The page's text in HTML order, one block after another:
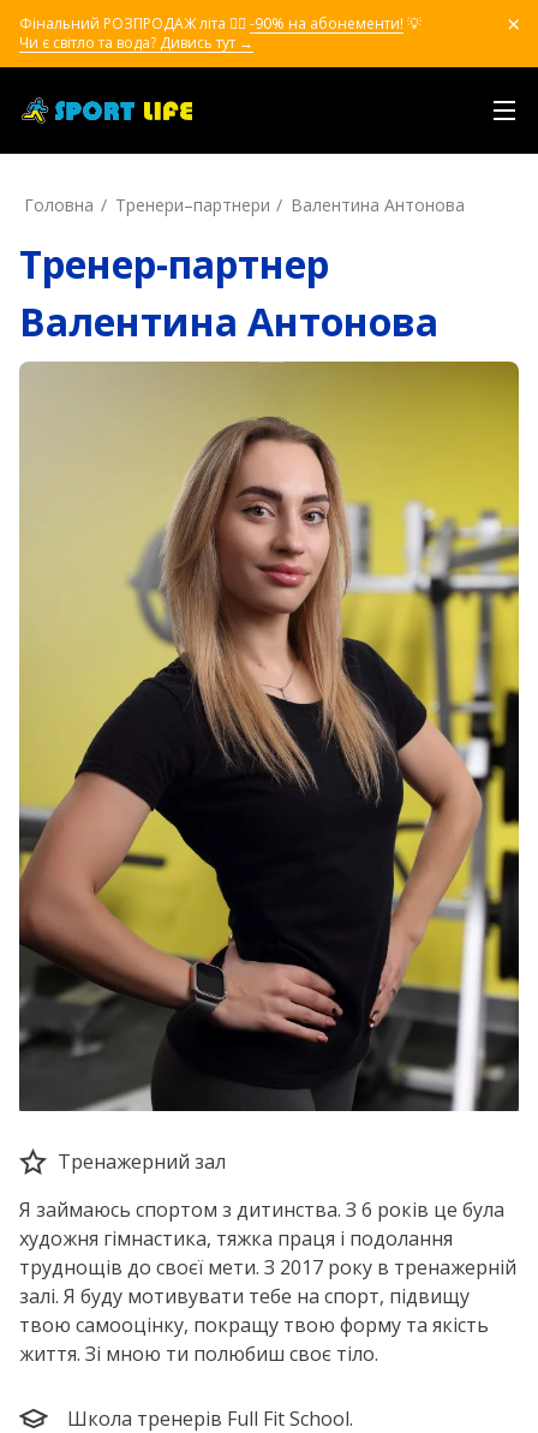
Фінальний РОЗПРОДАЖ літа ❤️‍🔥 -90% на абонементи! 💡
Чи є світло та вода? Дивись тут →
Головна Тренери–партнери Валентина Антонова
Тренер-партнер
Валентина Антонова
Тренажерний зал
Я займаюсь спортом з дитинства. З 6 років це була
художня гімнастика, тяжка праця і подолання
труднощів до своєї мети. З 2017 року в тренажерній
залі. Я буду мотивувати тебе на спорт, підвищу
твою самооцінку, покращу твою форму та якість
життя. Зі мною ти полюбиш своє тіло.
Школа тренерів Full Fit School.